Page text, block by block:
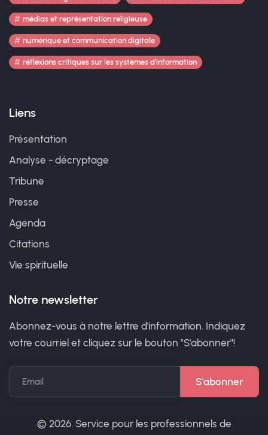
médias et représentation religieuse
numérique et communication digitale
réflexions critiques sur les systèmes d’information
Liens
Présentation
Analyse - décryptage
Tribune
Presse
Agenda
Citations
Vie spirituelle
Notre newsletter
Abonnez-vous à notre lettre d'information. Indiquez
votre courriel et cliquez sur le bouton "S'abonner"!
Email
© 2026. Service pour les professionnels de